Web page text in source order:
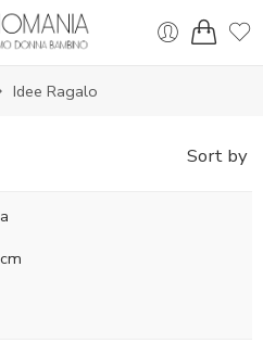
Idee Ragalo
Sort by